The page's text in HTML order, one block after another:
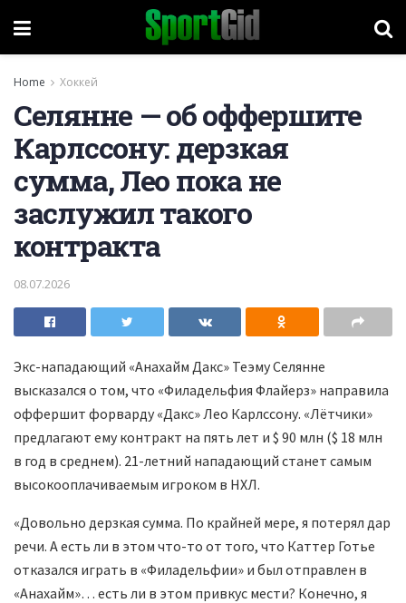
Home Хоккей
Селянне — об оффершите
Карлссону: дерзкая
сумма, Лео пока не
заслужил такого
контракта
08.07.2026
Экс-нападающий «Анахайм Дакс» Теэму Селянне
высказался о том, что «Филадельфия Флайерз» направила
оффершит форварду «Дакс» Лео Карлссону. «Лётчики»
предлагают ему контракт на пять лет и $ 90 млн ($ 18 млн
в год в среднем). 21-летний нападающий станет самым
высокооплачиваемым игроком в НХЛ.
«Довольно дерзкая сумма. По крайней мере, я потерял дар
речи. А есть ли в этом что-то от того, что Каттер Готье
отказался играть в «Филадельфии» и был отправлен в
«Анахайм»… есть ли в этом привкус мести? Конечно, я